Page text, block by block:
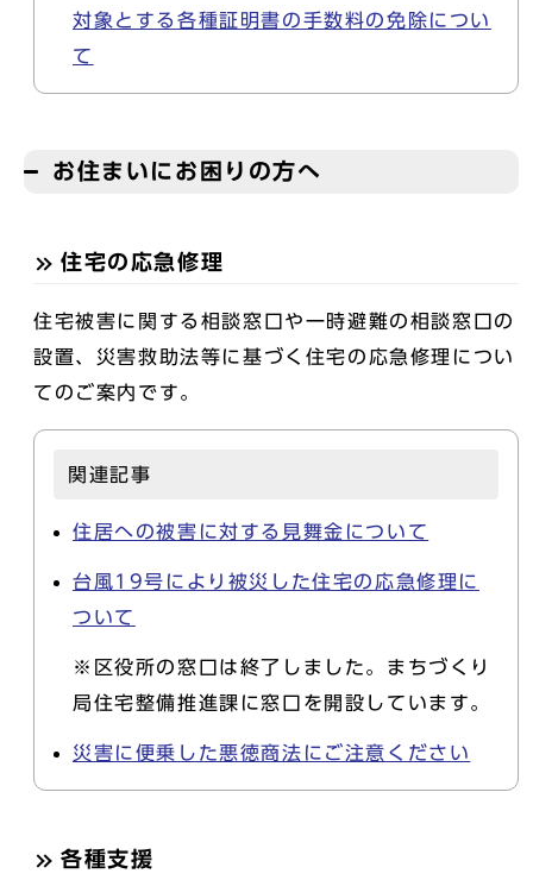
対象とする各種証明書の手数料の免除につい
て
お住まいにお困りの方へ
住宅の応急修理
住宅被害に関する相談窓口や一時避難の相談窓口の
設置、災害救助法等に基づく住宅の応急修理につい
てのご案内です。
関連記事
住居への被害に対する見舞金について
台風19号により被災した住宅の応急修理に
ついて
※区役所の窓口は終了しました。まちづくり
局住宅整備推進課に窓口を開設しています。
災害に便乗した悪徳商法にご注意ください
各種支援